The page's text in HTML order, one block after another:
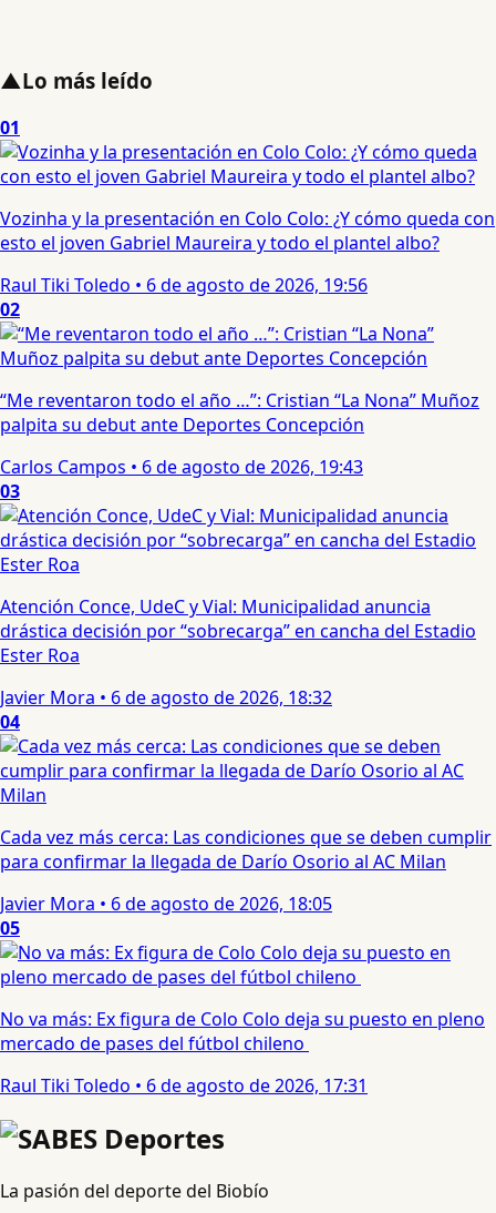
▲Lo más leído
01
Vozinha y la presentación en Colo Colo: ¿Y cómo queda con
esto el joven Gabriel Maureira y todo el plantel albo?
Raul Tiki Toledo • 6 de agosto de 2026, 19:56
02
“Me reventaron todo el año …”: Cristian “La Nona” Muñoz
palpita su debut ante Deportes Concepción
Carlos Campos • 6 de agosto de 2026, 19:43
03
Atención Conce, UdeC y Vial: Municipalidad anuncia
drástica decisión por “sobrecarga” en cancha del Estadio
Ester Roa
Javier Mora • 6 de agosto de 2026, 18:32
04
Cada vez más cerca: Las condiciones que se deben cumplir
para confirmar la llegada de Darío Osorio al AC Milan
Javier Mora • 6 de agosto de 2026, 18:05
05
No va más: Ex figura de Colo Colo deja su puesto en pleno
mercado de pases del fútbol chileno
Raul Tiki Toledo • 6 de agosto de 2026, 17:31
La pasión del deporte del Biobío